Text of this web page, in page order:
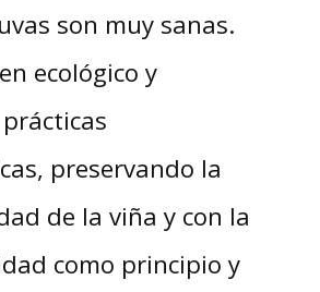
son muy sanas.
ecológico y
preservando la
de la viña y con la
como principio y